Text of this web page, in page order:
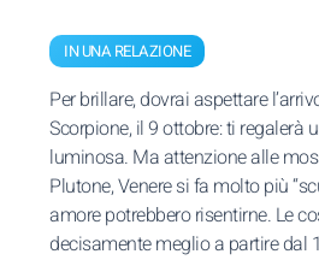
IN UNA RELAZIONE
Per brillare, dovrai aspettare
Scorpione, il 9 ottobre: ti regalerà
luminosa. Ma attenzione alle
Plutone, Venere si fa molto più
amore potrebbero risentirne. Le
decisamente meglio a partire dal